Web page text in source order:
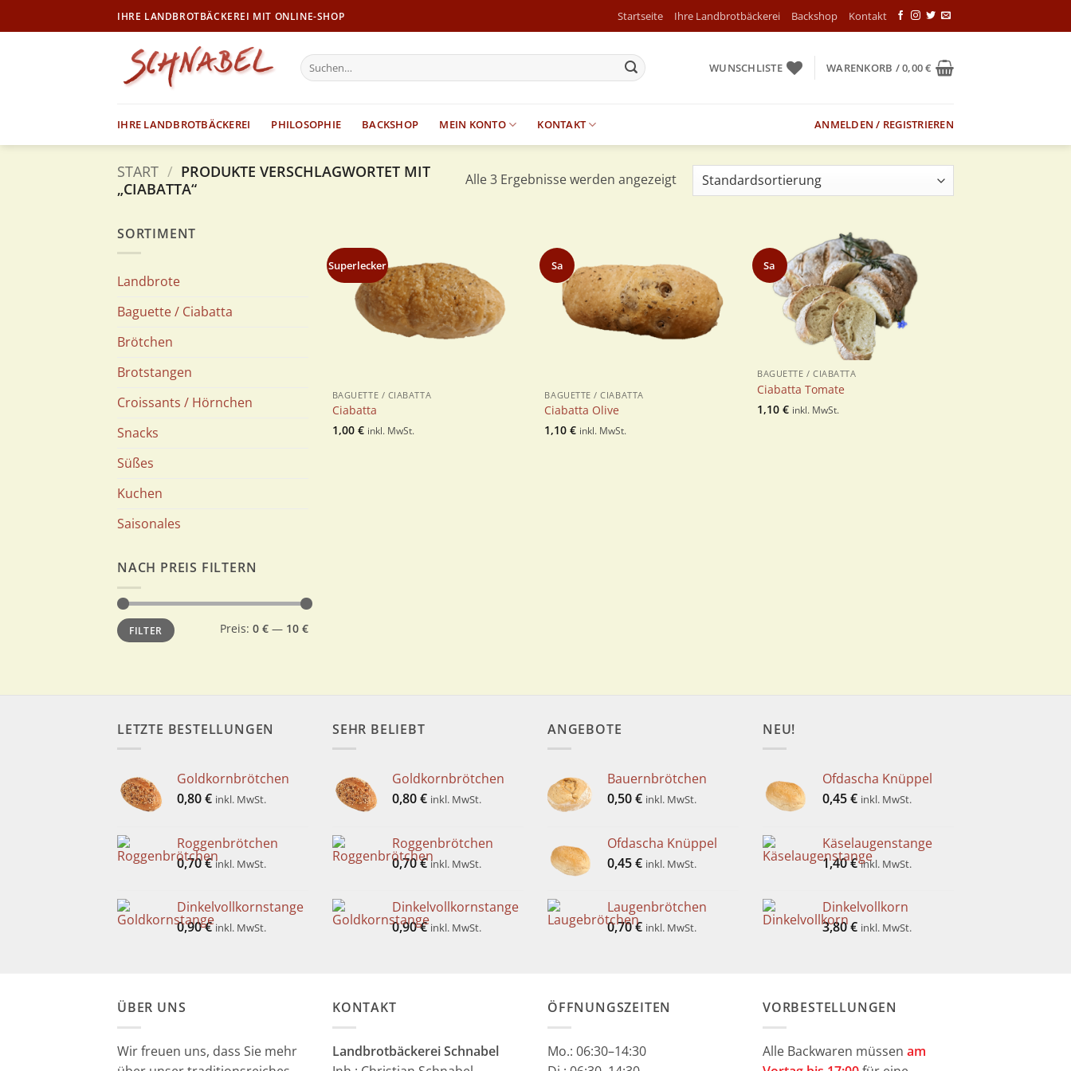
Inhalt
IHRE LANDBROTBÄCKEREI MIT ONLINE-SHOP Startseite Ihre Landbrotbäckerei Backshop Kontakt
Suche
nach:
WUNSCHLISTE WARENKORB /0,00€
IHRE LANDBROTBÄCKEREI PHILOSOPHIE BACKSHOP MEIN KONTO KONTAKT ANMELDEN / REGISTRIEREN
START / PRODUKTE VERSCHLAGWORTET MIT
„CIABATTA“
Alle 3 Ergebnisse werden angezeigt
SORTIMENT
Landbrote
Baguette / Ciabatta
Brötchen
Brotstangen
Croissants / Hörnchen
Snacks
Süßes
Kuchen
Saisonales
NACH PREIS FILTERN
Min.
Preis
Max.
PreisFILTER Preis: 0 € — 10 €
Superlecker
Wunschliste
BAGUETTE / CIABATTA
Ciabatta
1,00 € inkl. MwSt.
Sa
Zur
Wunschliste
BAGUETTE / CIABATTA
Ciabatta Olive
1,10€ inkl. MwSt.
Sa
Zur
Wunschliste
BAGUETTE / CIABATTA
Ciabatta Tomate
1,10€ inkl. MwSt.
LETZTE BESTELLUNGEN
Goldkornbrötchen
0,80€ inkl. MwSt.
Roggenbrötchen
0,70€ inkl. MwSt.
Dinkelvollkornstange
0,90€ inkl. MwSt.
SEHR BELIEBT
Goldkornbrötchen
0,80€ inkl. MwSt.
Roggenbrötchen
0,70€ inkl. MwSt.
Dinkelvollkornstange
0,90€ inkl. MwSt.
ANGEBOTE
Bauernbrötchen
0,50€ inkl. MwSt.
Ofdascha Knüppel
0,45€ inkl. MwSt.
Laugenbrötchen
0,70€ inkl. MwSt.
NEU!
Ofdascha Knüppel
0,45€ inkl. MwSt.
Käselaugenstange
1,40€ inkl. MwSt.
Dinkelvollkorn
3,80€ inkl. MwSt.
ÜBER UNS
Wir freuen uns, dass Sie mehr
KONTAKT
Landbrotbäckerei Schnabel
ÖFFNUNGSZEITEN
Mo.: 06:30–14:30
VORBESTELLUNGEN
Alle Backwaren müssen am